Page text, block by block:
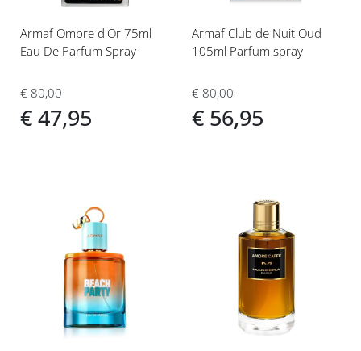
Armaf Ombre d'Or 75ml
Eau De Parfum Spray
€ 80,00
€ 47,95
Armaf Club de Nuit Oud
105ml Parfum spray
€ 80,00
€ 56,95
verlanglijst
Voeg
verlanglijst